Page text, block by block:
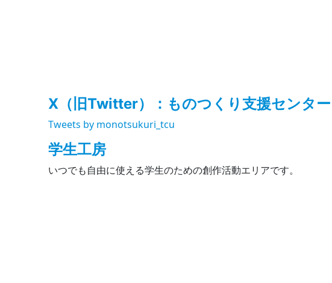
X（旧Twitter）：ものつくり支援センター
Tweets by monotsukuri_tcu
学生工房
いつでも自由に使える学生のための創作活動エリアです。